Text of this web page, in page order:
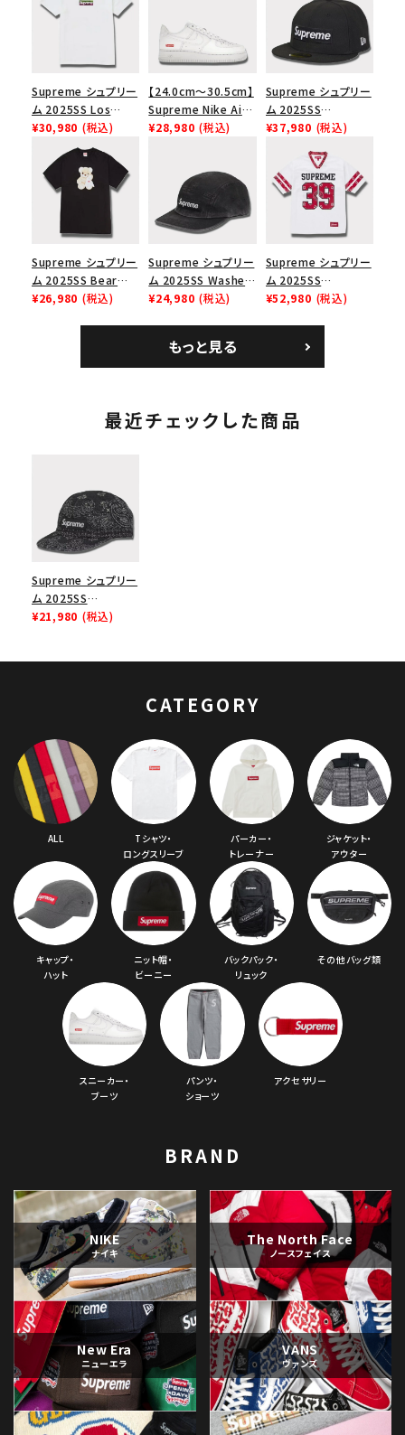
Supreme シュプリー
ム 2025SS Los
Angeles Fire Relief
Box Logo Tee ファ
イヤーリリーフボック
スロゴTシャツ ホワ
イト 白
¥30,980 (税込)
【24.0cm～30.5cm】
Supreme Nike Air
Force 1 Low シュプ
ューズ ホワイト
¥28,980 (税込)
Supreme シュプリー
ム 2025SS
Championship Box
チャンピオンシップボ
ックスロゴニューエラ
キャップ ブラック 黒
¥37,980 (税込)
Supreme シュプリー
ム 2025SS Bear
Tee ベア Tシャツ ブ
¥26,980 (税込)
Supreme シュプリー
ム 2025SS Washed
Chino Twill Camp
ブラック 黒
¥24,980 (税込)
Supreme シュプリー
ム 2025SS
Bandana Football
¥52,980 (税込)
もっと見る
最近チェックした商品
Supreme シュプリー
ム 2025SS
Bandana Jacquard
¥21,980 (税込)
CATEGORY
ALL
Tシャツ・
ロングスリーブ
パーカー・
トレーナー
ジャケット・
アウター
キャップ・
ハット
ニット帽・
ビーニー
バックパック・
リュック
その他バッグ類
スニーカー・
ブーツ
パンツ・
ショーツ
アクセサリー
BRAND
NIKE
ナイキ
The North Face
ノースフェイス
New Era
ニューエラ
VANS
ヴァンズ